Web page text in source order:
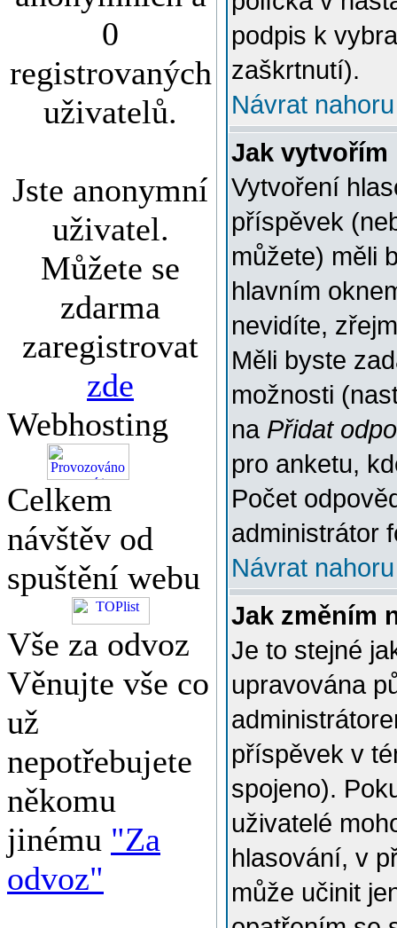
0
registrovaných
uživatelů.
Jste anonymní
uživatel.
Můžete se
zdarma
zaregistrovat
zde
Webhosting
Celkem
návštěv od
spuštění webu
Vše za odvoz
Věnujte vše co
už
nepotřebujete
někomu
jinému "Za
odvoz"
podpis k
zaškrtnutí).
Návrat nahoru
Jak vytvořím
Vytvoření
příspěvek
můžete) měli
hlavním
nevidíte,
Měli byste
možnosti
na Přidat
pro anketu,
Počet
administrátor
Návrat nahoru
Jak změním
Je to stejné
upravována
příspěvek v
spojeno).
uživatelé
hlasování, v
může učinit